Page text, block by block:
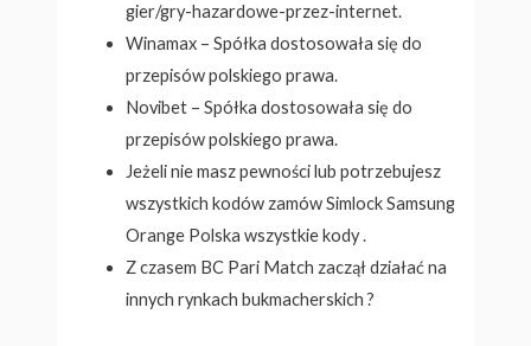
gier/gry-hazardowe-przez-internet.
Winamax – Spółka dostosowała się do
przepisów polskiego prawa.
Novibet – Spółka dostosowała się do
przepisów polskiego prawa.
Jeżeli nie masz pewności lub potrzebujesz
wszystkich kodów zamów Simlock Samsung
Orange Polska wszystkie kody .
Z czasem BC Pari Match zaczął działać na
innych rynkach bukmacherskich ?